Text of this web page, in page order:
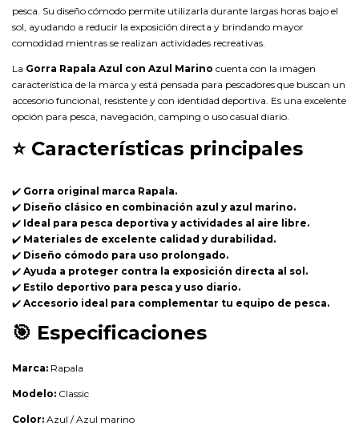
pesca. Su diseño cómodo permite utilizarla durante largas horas bajo el
sol, ayudando a reducir la exposición directa y brindando mayor
comodidad mientras se realizan actividades recreativas.
La Gorra Rapala Azul con Azul Marino cuenta con la imagen
característica de la marca y está pensada para pescadores que buscan un
accesorio funcional, resistente y con identidad deportiva. Es una excelente
opción para pesca, navegación, camping o uso casual diario.
⭐ Características principales
✔️ Gorra original marca Rapala.
✔️ Diseño clásico en combinación azul y azul marino.
✔️ Ideal para pesca deportiva y actividades al aire libre.
✔️ Materiales de excelente calidad y durabilidad.
✔️ Diseño cómodo para uso prolongado.
✔️ Ayuda a proteger contra la exposición directa al sol.
✔️ Estilo deportivo para pesca y uso diario.
✔️ Accesorio ideal para complementar tu equipo de pesca.
🎯 Especificaciones
Marca: Rapala
Modelo: Classic
Color: Azul / Azul marino